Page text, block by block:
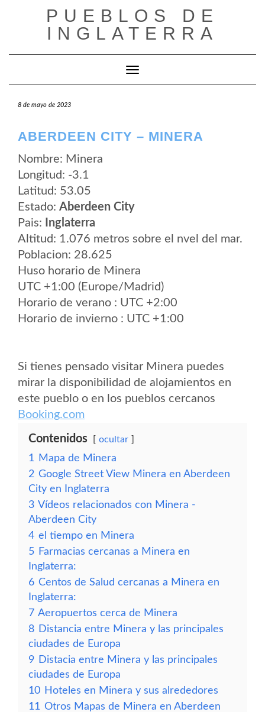
PUEBLOS DE
INGLATERRA
Cambiar modo de navegación
8 de mayo de 2023
ABERDEEN CITY – MINERA
Nombre: Minera
Longitud: -3.1
Latitud: 53.05
Estado: Aberdeen City
Pais:
Inglaterra
Altitud: 1.076 metros sobre el nvel del mar.
Poblacion: 28.625
Huso horario de Minera
UTC +1:00 (Europe/Madrid)
Horario de verano : UTC +2:00
Horario de invierno : UTC +1:00
Si tienes pensado visitar Minera puedes
mirar la disponibilidad de alojamientos en
este pueblo o en los pueblos cercanos
Booking.com
Contenidos ocultar
1
Mapa de Minera
2 Google Street View Minera en Aberdeen
City en Inglaterra
3 Vídeos relacionados con Minera -
Aberdeen City
4 el tiempo en Minera
5 Farmacias cercanas a Minera en
Inglaterra:
6 Centos de Salud cercanas a Minera en
Inglaterra:
7 Aeropuertos cerca de Minera
8 Distancia entre Minera y las principales
ciudades de Europa
9 Distacia entre Minera y las principales
ciudades de Europa
10 Hoteles en Minera y sus alrededores
11 Otros Mapas de Minera en Aberdeen